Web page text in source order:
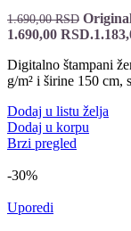
1.690,00RSD
1.690,00 RSD.
Digitalno štampani
g/m² i širine 150 cm,
Dodaj u listu želja
Dodaj u korpu
Brzi pregled
-30%
Uporedi